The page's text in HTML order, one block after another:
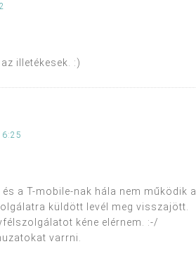
illetékesek. :)
a T-mobile-nak hála nem működik a
küldött levél meg visszajött.
kéne elérnem. :-/
varrni.